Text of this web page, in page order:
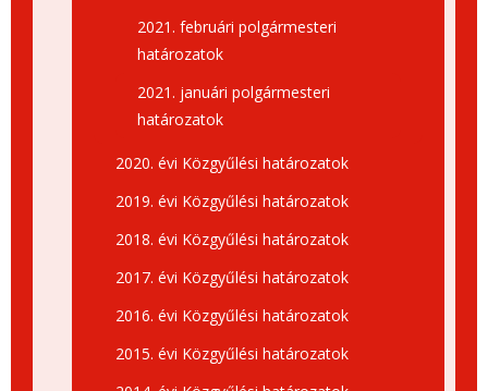
2021. februári polgármesteri
határozatok
2021. januári polgármesteri
határozatok
2020. évi Közgyűlési határozatok
2019. évi Közgyűlési határozatok
2018. évi Közgyűlési határozatok
2017. évi Közgyűlési határozatok
2016. évi Közgyűlési határozatok
2015. évi Közgyűlési határozatok